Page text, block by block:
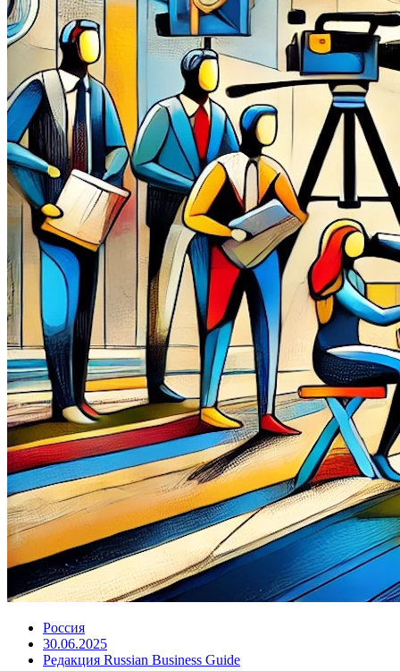
Россия
30.06.2025
Редакция Russian Business Guide